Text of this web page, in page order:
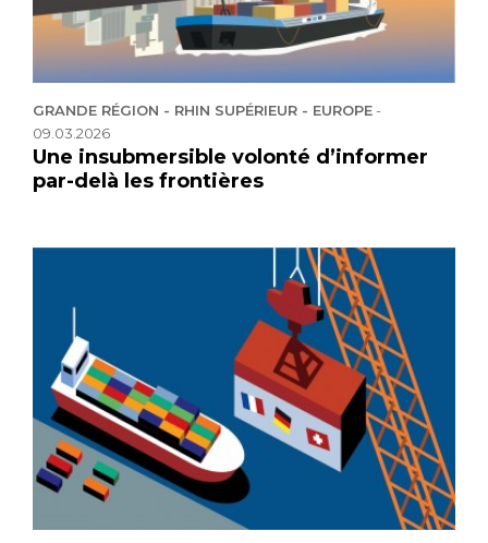
GRANDE RÉGION - RHIN SUPÉRIEUR - EUROPE-
09.03.2026
Une insubmersible volonté d’informer
par-delà les frontières